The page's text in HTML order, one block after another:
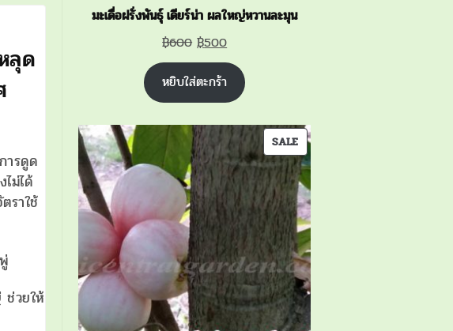
ลุด
ารดูด
ม่ได้
ราใช้
วยให้
มะเดื่อฝรั่งพันธุ์ เดียร์น่า ผลใหญ่หวานละมุน
฿600 Original
price
was:
฿600.
฿500Current
price
is:
฿500.
หยิบใส่ตะกร้า
SALEPRODUCT
ON
SALE